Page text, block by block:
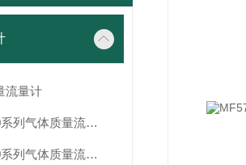
流量计
MF5700系列气体质量流量计
MF5600系列气体质量流量计